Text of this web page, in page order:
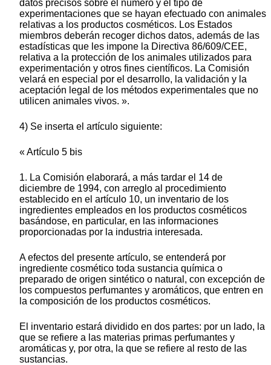
datos precisos sobre el número y el tipo de
experimentaciones que se hayan efectuado con animales
relativas a los productos cosméticos. Los Estados
miembros deberán recoger dichos datos, además de las
estadísticas que les impone la Directiva 86/609/CEE,
relativa a la protección de los animales utilizados para
experimentación y otros fines científicos. La Comisión
velará en especial por el desarrollo, la validación y la
aceptación legal de los métodos experimentales que no
utilicen animales vivos. ».
4) Se inserta el artículo siguiente:
« Artículo 5 bis
1. La Comisión elaborará, a más tardar el 14 de
diciembre de 1994, con arreglo al procedimiento
establecido en el artículo 10, un inventario de los
ingredientes empleados en los productos cosméticos
basándose, en particular, en las informaciones
proporcionadas por la industria interesada.
A efectos del presente artículo, se entenderá por
ingrediente cosmético toda sustancia química o
preparado de origen sintético o natural, con excepción de
los compuestos perfumantes y aromáticos, que entren en
la composición de los productos cosméticos.
El inventario estará dividido en dos partes: por un lado, la
que se refiere a las materias primas perfumantes y
aromáticas y, por otra, la que se refiere al resto de las
sustancias.